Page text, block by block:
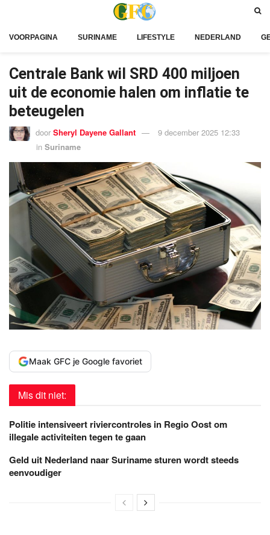
VOORPAGINA SURINAME LIFESTYLE NEDERLAND
Centrale Bank wil SRD 400 miljoen
uit de economie halen om inflatie te
beteugelen
door Sheryl Dayene Gallant
9 december 2025 12:33
in Suriname
Maak GFC je Google favoriet
Mis dit niet:
Politie intensiveert riviercontroles in Regio Oost om
illegale activiteiten tegen te gaan
Geld uit Nederland naar Suriname sturen wordt steeds
eenvoudiger